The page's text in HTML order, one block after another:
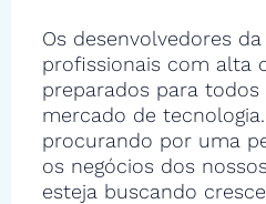
Os desenvolvedores
profissionais com alta
preparados para
mercado de
procurando por uma
os negócios dos
esteja buscando